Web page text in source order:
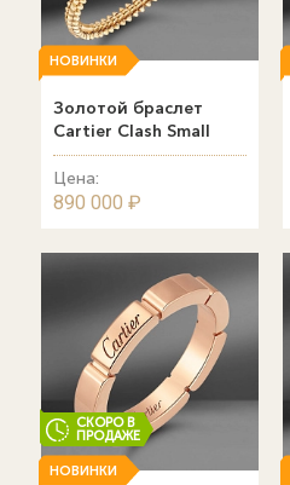
НОВИНКИ
Золотой браслет
Cartier Clash Small
Цена:
890 000 ₽
СКОРО В
ПРОДАЖЕ
НОВИНКИ